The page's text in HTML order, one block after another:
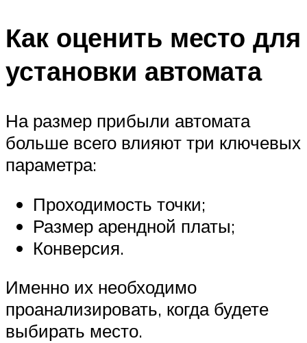
Как оценить место для
установки автомата
На размер прибыли автомата
больше всего влияют три ключевых
параметра:
Проходимость точки;
Размер арендной платы;
Конверсия.
Именно их необходимо
проанализировать, когда будете
выбирать место.